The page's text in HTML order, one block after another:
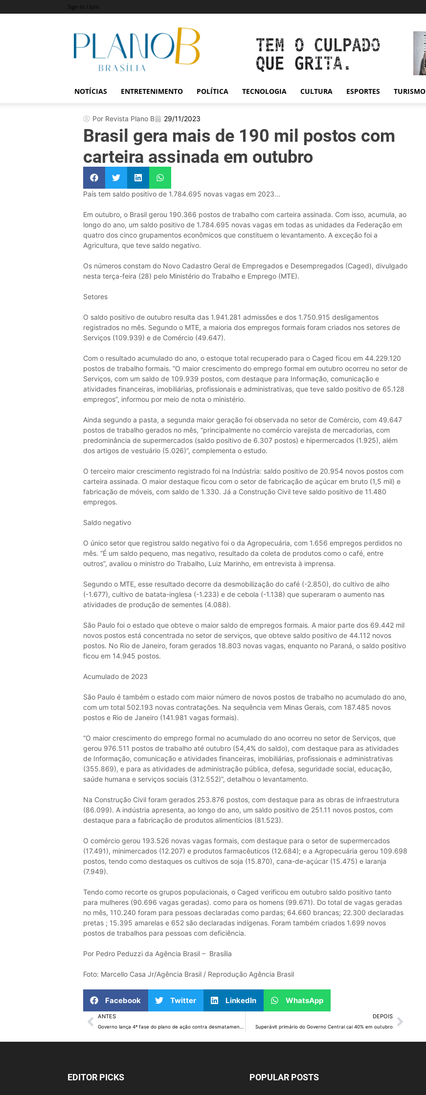
Sign in / Join
Revista
Plano
NOTÍCIAS ENTRETENIMENTO POLÍTICA TECNOLOGIA CULTURA ESPORTES TURISMO
Por Revista Plano B 29/11/2023
Brasil gera mais de 190 mil postos com
carteira assinada em outubro
País tem saldo positivo de 1.784.695 novas vagas em 2023...
Em outubro, o Brasil gerou 190.366 postos de trabalho com carteira assinada. Com isso, acumula, ao
longo do ano, um saldo positivo de 1.784.695 novas vagas em todas as unidades da Federação em
quatro dos cinco grupamentos econômicos que constituem o levantamento. A exceção foi a
Agricultura, que teve saldo negativo.
Os números constam do Novo Cadastro Geral de Empregados e Desempregados (Caged), divulgado
nesta terça-feira (28) pelo Ministério do Trabalho e Emprego (MTE).
Setores
O saldo positivo de outubro resulta das 1.941.281 admissões e dos 1.750.915 desligamentos
registrados no mês. Segundo o MTE, a maioria dos empregos formais foram criados nos setores de
Serviços (109.939) e de Comércio (49.647).
Com o resultado acumulado do ano, o estoque total recuperado para o Caged ficou em 44.229.120
postos de trabalho formais. “O maior crescimento do emprego formal em outubro ocorreu no setor de
Serviços, com um saldo de 109.939 postos, com destaque para Informação, comunicação e
atividades financeiras, imobiliárias, profissionais e administrativas, que teve saldo positivo de 65.128
empregos”, informou por meio de nota o ministério.
Ainda segundo a pasta, a segunda maior geração foi observada no setor de Comércio, com 49.647
postos de trabalho gerados no mês, “principalmente no comércio varejista de mercadorias, com
predominância de supermercados (saldo positivo de 6.307 postos) e hipermercados (1.925), além
dos artigos de vestuário (5.026)”, complementa o estudo.
O terceiro maior crescimento registrado foi na Indústria: saldo positivo de 20.954 novos postos com
carteira assinada. O maior destaque ficou com o setor de fabricação de açúcar em bruto (1,5 mil) e
fabricação de móveis, com saldo de 1.330. Já a Construção Civil teve saldo positivo de 11.480
empregos.
Saldo negativo
O único setor que registrou saldo negativo foi o da Agropecuária, com 1.656 empregos perdidos no
mês. “É um saldo pequeno, mas negativo, resultado da coleta de produtos como o café, entre
outros”, avaliou o ministro do Trabalho, Luiz Marinho, em entrevista à imprensa.
Segundo o MTE, esse resultado decorre da desmobilização do café (-2.850), do cultivo de alho
(-1.677), cultivo de batata-inglesa (-1.233) e de cebola (-1.138) que superaram o aumento nas
atividades de produção de sementes (4.088).
São Paulo foi o estado que obteve o maior saldo de empregos formais. A maior parte dos 69.442 mil
novos postos está concentrada no setor de serviços, que obteve saldo positivo de 44.112 novos
postos. No Rio de Janeiro, foram gerados 18.803 novas vagas, enquanto no Paraná, o saldo positivo
ficou em 14.945 postos.
Acumulado de 2023
São Paulo é também o estado com maior número de novos postos de trabalho no acumulado do ano,
com um total 502.193 novas contratações. Na sequência vem Minas Gerais, com 187.485 novos
postos e Rio de Janeiro (141.981 vagas formais).
“O maior crescimento do emprego formal no acumulado do ano ocorreu no setor de Serviços, que
gerou 976.511 postos de trabalho até outubro (54,4% do saldo), com destaque para as atividades
de Informação, comunicação e atividades financeiras, imobiliárias, profissionais e administrativas
(355.869), e para as atividades de administração pública, defesa, seguridade social, educação,
saúde humana e serviços sociais (312.552)”, detalhou o levantamento.
Na Construção Civil foram gerados 253.876 postos, com destaque para as obras de infraestrutura
(86.099). A indústria apresenta, ao longo do ano, um saldo positivo de 251.11 novos postos, com
destaque para a fabricação de produtos alimentícios (81.523).
O comércio gerou 193.526 novas vagas formais, com destaque para o setor de supermercados
(17.491), minimercados (12.207) e produtos farmacêuticos (12.684); e a Agropecuária gerou 109.698
postos, tendo como destaques os cultivos de soja (15.870), cana-de-açúcar (15.475) e laranja
(7.949).
Tendo como recorte os grupos populacionais, o Caged verificou em outubro saldo positivo tanto
para mulheres (90.696 vagas geradas). como para os homens (99.671). Do total de vagas geradas
no mês, 110.240 foram para pessoas declaradas como pardas; 64.660 brancas; 22.300 declaradas
pretas ; 15.395 amarelas e 652 são declaradas indígenas. Foram também criados 1.699 novos
postos de trabalhos para pessoas com deficiência.
Por Pedro Peduzzi da Agência Brasil – Brasília
Foto: Marcello Casa Jr/Agência Brasil / Reprodução Agência Brasil
Facebook Twitter LinkedIn WhatsApp
ANTES DEPOIS
Superávit primário do Governo Central cai 40% em outubro
EDITOR PICKS POPULAR POSTS